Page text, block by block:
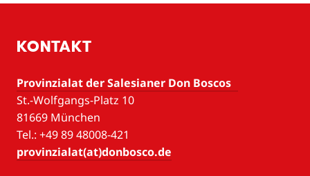
KONTAKT
Provinzialat der Salesianer Don Boscos
St.-Wolfgangs-Platz 10
81669 München
Tel.: +49 89 48008-421
provinzialat(at)donbosco.de